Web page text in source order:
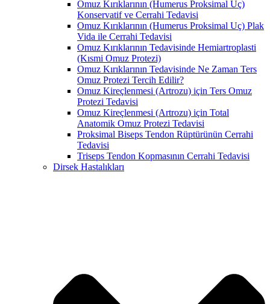
Omuz Kırıklarının (Humerus Proksimal Uç)
Konservatif ve Cerrahi Tedavisi
Omuz Kırıklarının (Humerus Proksimal Uç) Plak
Vida ile Cerrahi Tedavisi
Omuz Kırıklarının Tedavisinde Hemiartroplasti
(Kısmi Omuz Protezi)
Omuz Kırıklarının Tedavisinde Ne Zaman Ters
Omuz Protezi Tercih Edilir?
Omuz Kireçlenmesi (Artrozu) için Ters Omuz
Protezi Tedavisi
Omuz Kireçlenmesi (Artrozu) için Total
Anatomik Omuz Protezi Tedavisi
Proksimal Biseps Tendon Rüptürünün Cerrahi
Tedavisi
Triseps Tendon Kopmasının Cerrahi Tedavisi
Dirsek Hastalıkları